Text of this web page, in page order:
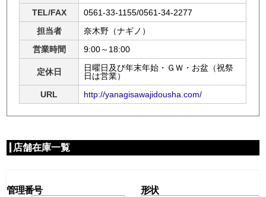
TEL/FAX
0561-33-1155/0561-34-2277
担当者
奈木野（ナギノ）
営業時間
9:00～18:00
定休日
日曜日及び年末年始・ＧＷ・お盆（祝祭
日は営業）
URL
http://yanagisawajidousha.com/
店舗在庫一覧
管理番号
形状